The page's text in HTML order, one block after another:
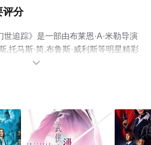
评分
追踪》是一部由布莱恩·A·米勒导演
,托马斯·简,布鲁斯·威利斯等明星精彩
机免费观看高清未删减完整版电影大
解。
